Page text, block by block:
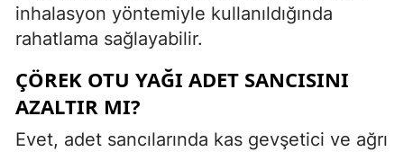
inhalasyon yöntemiyle kullanıldığında
rahatlama sağlayabilir.
ÇÖREK OTU YAĞI ADET SANCISINI
AZALTIR MI?
Evet, adet sancılarında kas gevşetici ve ağrı